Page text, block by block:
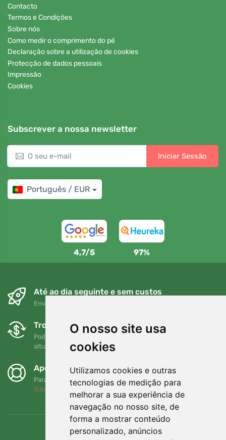
O nosso site usa
cookies
Utilizamos cookies e outras
tecnologias de medição para
melhorar a sua experiência de
navegação no nosso site, de
forma a mostrar conteúdo
personalizado, anúncios
Contacto
Termos e Condições
Sobre nós
Como medir o comprimento do pé
Declaração sobre a utilização de cookies
Protecção de dados pessoais
Impressão
Cookies
Subscrever a nossa newsletter
Iniciar Sessão
Português / EUR
4,7/5 97%
Até ao dia seguinte e sem custos
Envio gratuito para encomendas superiores a 80 EUR
Trocas e devoluções gratuitas
Pode devolver ou trocar a sua encomenda em qualquer
altura no prazo de 90 dias
Apoiamos a Trees.org
Para cada encomenda plantamos uma árvore! Leia mais
Sobre nós